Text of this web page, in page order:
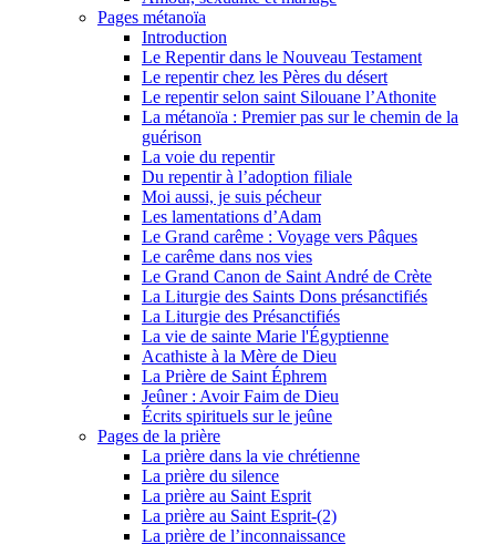
Pages métanoïa
Introduction
Le Repentir dans le Nouveau Testament
Le repentir chez les Pères du désert
Le repentir selon saint Silouane l’Athonite
La métanoïa : Premier pas sur le chemin de la
guérison
La voie du repentir
Du repentir à l’adoption filiale
Moi aussi, je suis pécheur
Les lamentations d’Adam
Le Grand carême : Voyage vers Pâques
Le carême dans nos vies
Le Grand Canon de Saint André de Crète
La Liturgie des Saints Dons présanctifiés
La Liturgie des Présanctifiés
La vie de sainte Marie l'Égyptienne
Acathiste à la Mère de Dieu
La Prière de Saint Éphrem
Jeûner : Avoir Faim de Dieu
Écrits spirituels sur le jeûne
Pages de la prière
La prière dans la vie chrétienne
La prière du silence
La prière au Saint Esprit
La prière au Saint Esprit-(2)
La prière de l’inconnaissance